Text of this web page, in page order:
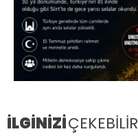
İLGİNİZİÇEKEBİLİR